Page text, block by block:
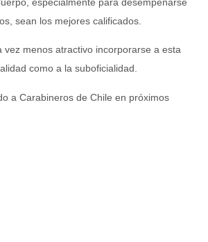
sean los mejores calificados.
vez menos atractivo incorporarse a esta
como a la suboficialidad.
a Carabineros de Chile en próximos